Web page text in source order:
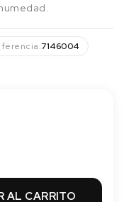
7146004
AL CARRITO